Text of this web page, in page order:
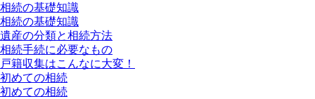
相続の基礎知識
相続の基礎知識
遺産の分類と相続方法
相続手続に必要なもの
戸籍収集はこんなに大変！
初めての相続
初めての相続